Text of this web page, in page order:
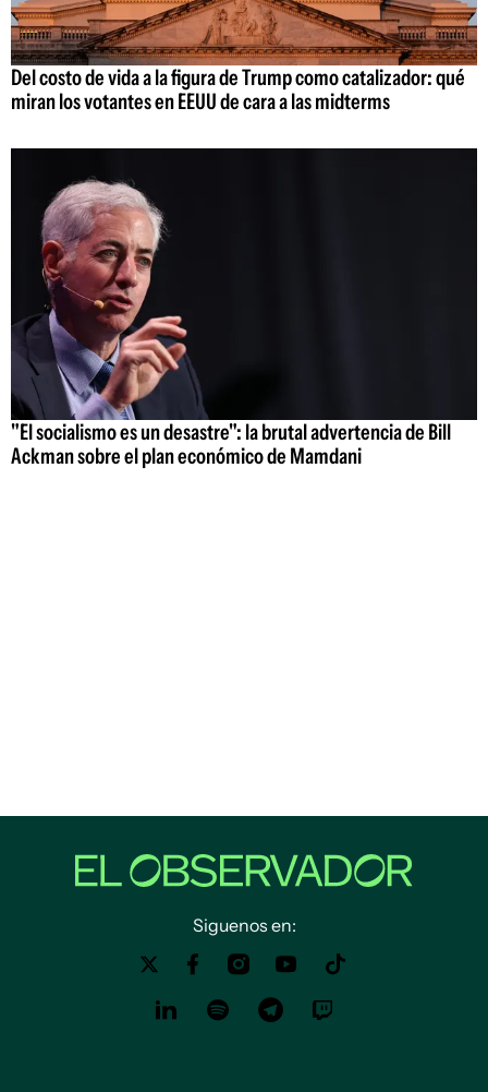
Del costo de vida a la figura de Trump como catalizador: qué
miran los votantes en EEUU de cara a las midterms
"El socialismo es un desastre": la brutal advertencia de Bill
Ackman sobre el plan económico de Mamdani
Siguenos en: